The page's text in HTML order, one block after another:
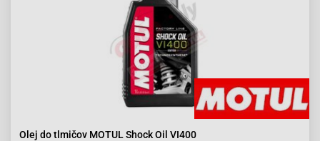
Olej do tlmičov MOTUL Shock Oil VI400